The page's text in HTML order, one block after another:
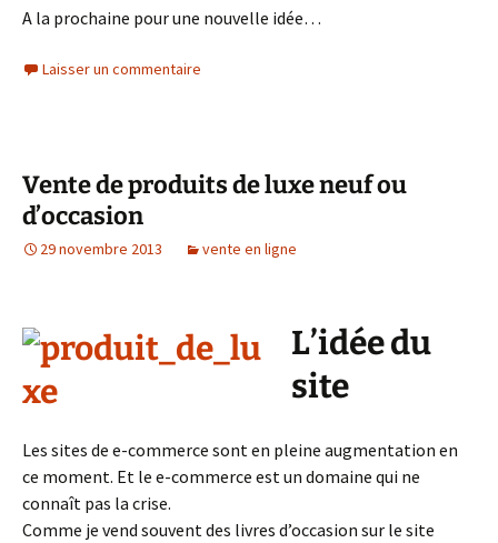
A la prochaine pour une nouvelle idée…
Laisser un commentaire
Vente de produits de luxe neuf ou
d’occasion
29 novembre 2013 vente en ligne
L’idée du
site
Les sites de e-commerce sont en pleine augmentation en
ce moment. Et le e-commerce est un domaine qui ne
connaît pas la crise.
Comme je vend souvent des livres d’occasion sur le site